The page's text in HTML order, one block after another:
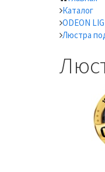
Каталог
ODEON
Люстра